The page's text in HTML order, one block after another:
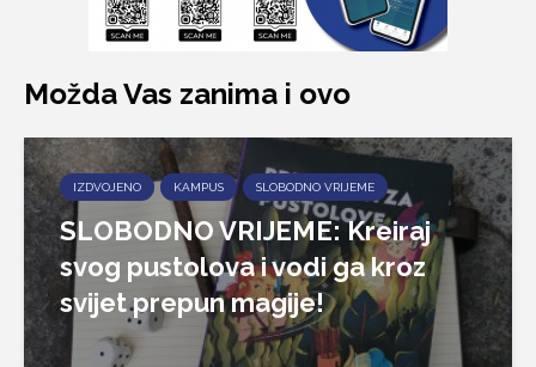
Možda Vas zanima i ovo
IZDVOJENO KAMPUS SLOBODNO VRIJEME
SLOBODNO VRIJEME: Kreiraj
svog pustolova i vodi ga kroz
svijet prepun magije!